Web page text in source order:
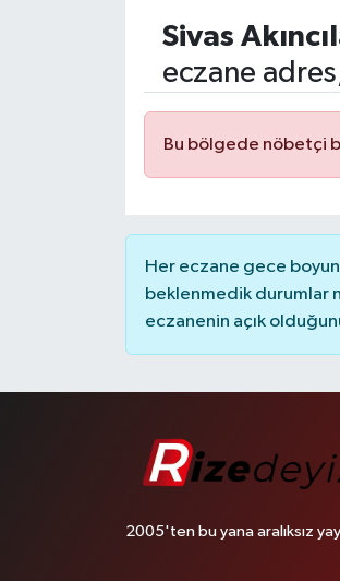
Sivas
eczane
Bu bölgede nöbetçi
Her eczane gece
beklenmedik durumlar
eczanenin açık
2005'ten bu yana aralıksız